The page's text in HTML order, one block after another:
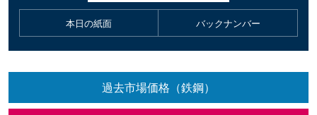
本日の紙面 バックナンバー
過去市場価格（鉄鋼）